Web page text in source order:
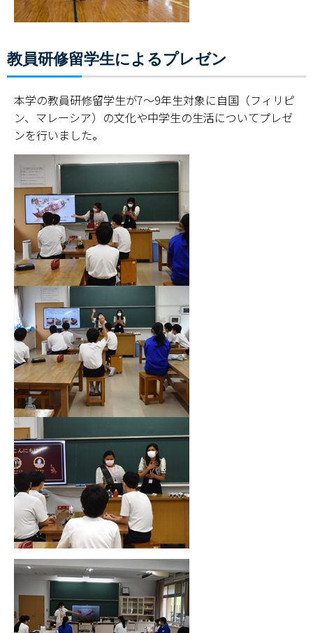
教員研修留学生によるプレゼン
本学の教員研修留学生が7～9年生対象に自国（フィリピ
ン、マレーシア）の文化や中学生の生活についてプレゼ
ンを行いました。